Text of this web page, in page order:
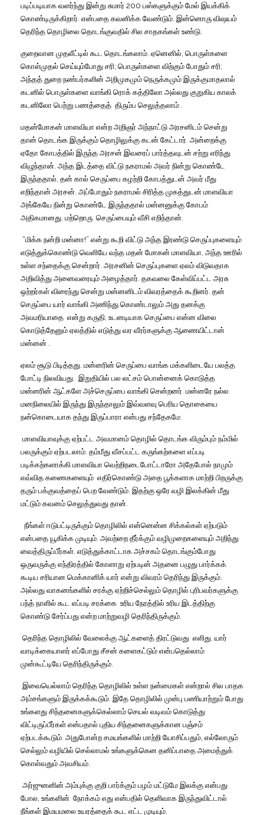
படிப்படியாக வளர்ந்து இன்று சுமார் 200 பஸ்களுக்கும் மேல் இயக்கிக்
கொண்டிருக்கிறார் என்பதை கவனிக்க வேண்டும் இன்னொரு விஷயம்
தெரிந்த தொழிலை தொடங்குவதில் சில சாதகங்கள் உண்டு
குறைவான முதலீட்டில் கூட தொடங்கலாம் ஏனெனில் பொருள்களை
கொள்முதல் செய்யும்போது சரி; பொருள்களை விற்கும் போதும் சரி;
அந்தத் துறை நண்பர்களின் அறிமுகமும் நெருக்கமும் இருக்குமாதலால்
கடனில் பொருள்களை வாங்கி ரொக் கத்திலோ அல்லது குறுகிய காலக்
கடனிலோ பெற்று பணத்தைத் திரும்ப செலுத்தலாம்
மதன்மோகன் மாளவியா என்ற அறிஞர் அந்நாட்டு அரசனிடம் சென்று
தான் தொடங்க இருக்கும் தொழிலுக்கு கடன் கேட்டார் அன்றைக்கு
ஏதோ கோபத்தில் இருந்த அரசன் இவரைப் பார்த்தவுடன் சற்று எரிந்து
விழுந்தான் அந்த இடத்தை விட்டு நகராமல் அவர் நின்று கொண்டே
இருந்ததால் தன் கால் செருப்பை கழற்றி கோபத்துடன் அவர் மீது
எறிந்தான் அரசன் அப்போதும் நகராமல் சிரித்த முகத்துடன் மாளவியா
அங்கேயே நின்று கொண்டே இருந்ததால் மன்னனுக்கு கோபம்
அதிகமானது மற்றொரு செருப்பையும் வீசி எறிந்தான்
“மிக்க நன்றி மன்னா!” என்று கூறி விட்டு அந்த இரண்டு செருப்புகளையும்
எடுத்துக்கொண்டு வெளியே வந்த மதன் மோகன் மாளவியா அந்த ஊரில்
உள்ள சந்தைக்கு சென்றார் அரசனின் செருப்புகளை ஏலம் விடுவதாக
அறிவித்து அனைவரையும் அழைத்தார் தகவலை கேள்விப்பட்ட
அரசு
ஒற்றர்கள் விரைந்து சென்று மன்னனிடம் விவரத்தைக் கூறினர் தன்
செருப்பை யார் வாங்கி அணிந்து கொண்டாலும் அது தனக்கு
அவமரியாதை என்று கருதி உடனடியாக செருப்பை என்ன விலை
கொடுத்தேனும் ஏலத்தில் எடுத்து வர வீரர்களுக்கு ஆணையிட்டான்
மன்னன்
ஏலம் சூடு பிடித்தது மன்னரின் செருப்பை வாங்க மக்களிடையே பலத்த
போட்டி நிலவியது இறுதியில் பல லட்சம் பொன்னைக் கொடுத்த
மன்னரின் ஆட்களே அச்செருப்பை வாங்கி சென்றனர் மன்னரே நல்ல
மனநிலையில் இருந்து இருந்தாலும் இவ்வளவு பெரிய தொகையை
நன்கொடையாக தந்து இருப்பாரா என்பது சந்தேகமே
மாளவியாவுக்கு ஏற்பட்ட அவமானம் தொழில் தொடங்க விரும்பும் நம்மில்
பலருக்கும் ஏற்படலாம் தம்மீது வீசப்பட்ட கருங்கற்களை எப்படி
படிக்கற்களாக்கி மாளவியா வெற்றிநடைபோட்டாரோ அதேபோல் நாமும்
எவ்வித கணைகளையும் எதிர்கொண்டு அதை பூக்களாக மாற்றி பிறருக்கு
தரும் பக்குவத்தைப் பெற வேண்டும் இதற்கு ஒரே வழி இலக்கின் மீது
மட்டும் கவனம் செலுத்துவது தான்
நீங்கள் ஈடுபட்டிருக்கும் தொழிலில் என்னென்ன சிக்கல்கள் ஏற்படும்
என்பதை யூகிக்க முடியும் அவற்றை தீர்க்கும் வழிமுறைகளையும் அறிந்து
வைத்திருப்பீர்கள் எடுத்துக்காட்டாக அச்சகம் தொடங்கும்போது
ஒருவருக்கு எந்திரத்தில் கோளாறு ஏற்படின் அதனை பழுது பார்க்கக்
கூடிய சரியான மெக்கானிக் யார் என்று விவரம் தெரிந்து இருக்கும்
அல்லது வாகனங்களில் சரக்கு ஏற்றிச்செல்லும் தொழில் புரிபவர்களுக்கு
பந்த் நாளில் கூட எப்படி சரக்கை உரிய நேரத்தில் உரிய இடத்திற்கு
கொண்டு சேர்ப்பது என்ற மாற்றுவழி தெரிந்திருக்கும்
தெரிந்த தொழிலில் வேலைக்கு ஆட்களைத் திரட்டுவது எளிது யார்
வாடிக்கையாளர் எப்போது சீசன் களைகட்டும் என்பதெல்லாம்
முன்கூட்டியே தெரிந்திருக்கும்
இவையெல்லாம் தெரிந்த தொழிலில் உள்ள நன்மைகள் என்றால் சில பாதக
அம்சங்களும் இருக்கக்கூடும் இதே தொழிலில் முன்பு பணியாற்றும் போது
உங்களது சிந்தனைகளுக்கெல்லாம் செயல் வடிவம் கொடுத்து
விட்டிருப்பீர்கள் என்பதால் புதிய சிந்தனைகளுக்கான பஞ்சம்
ஏற்படக்கூடும் அதுபோன்ற சமயங்களில் மாற்றி யோசிப்பதும் எல்லோரும்
செல்லும் வழியில் செல்லாமல் உங்களுக்கென தனிப்பாதை அமைத்துக்
கொள்வதும் அவசியம்
அர்ஜுனனின் அம்புக்கு குறி பார்க்கும் பழம் மட்டுமே இலக்கு என்பது
போல உங்களின் நோக்கம் எது என்பதில் தெளிவாக இருந்துவிட்டால்
நீங்கள் இமயமலை உயரத்தைக் கூட எட்ட முடியும்